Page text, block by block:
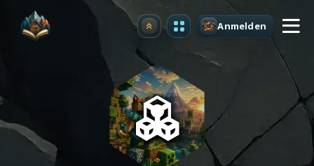
Upgrade Anmelden